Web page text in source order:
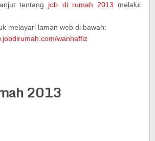
tentang job di rumah 2013 melalui
melayari laman web di bawah:
wanhaffiz
2013